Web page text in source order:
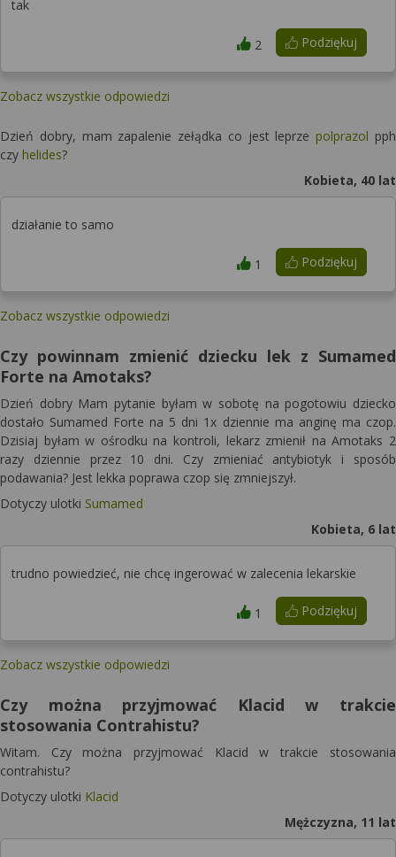
tak
Podziękuj
2
Zobacz wszystkie odpowiedzi
Dzień dobry, mam zapalenie zełądka co jest leprzepolprazol pph
czy helides?
Kobieta, 40 lat
działanie to samo
Podziękuj
1
Zobacz wszystkie odpowiedzi
Czy powinnam zmienić dziecku lek z Sumamed
Forte na Amotaks?
Dzień dobry Mam pytanie byłam w sobotę na pogotowiu dziecko
dostało Sumamed Forte na 5 dni 1x dziennie ma anginę ma czop.
Dzisiaj byłam w ośrodku na kontroli, lekarz zmienił na Amotaks 2
razy dziennie przez 10 dni. Czy zmieniać antybiotyk i sposób
podawania? Jest lekka poprawa czop się zmniejszył.
Dotyczy ulotki Sumamed
Kobieta, 6 lat
trudno powiedzieć, nie chcę ingerować w zalecenia lekarskie
Podziękuj
1
Zobacz wszystkie odpowiedzi
Czy można przyjmować Klacid w trakcie
stosowania Contrahistu?
Witam. Czy można przyjmować Klacid w trakcie stosowania
contrahistu?
Dotyczy ulotki Klacid
Mężczyzna, 11 lat